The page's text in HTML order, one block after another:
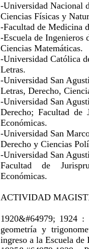
-Universidad Nacional
Ciencias Físicas y
-Facultad de Medicina
-Escuela de Ingenieros
Ciencias Matemáticas.
-Universidad Católica
Letras.
-Universidad San
Letras, Derecho,
-Universidad San
Derecho; Facultad de
Económicas.
-Universidad San
Derecho y Ciencias
-Universidad San
Facultad de
Económicas.
ACTIVIDAD
1920&#64979; 1924
geometría y
ingreso a la Escuela